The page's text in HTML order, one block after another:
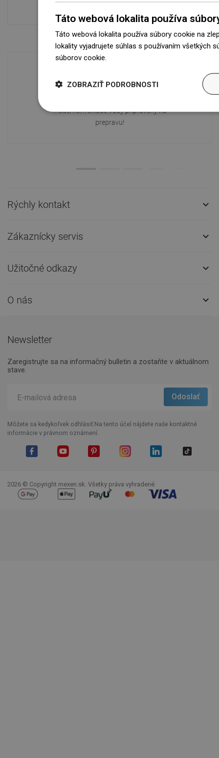
Dostupnosť tovaru
modernom sklade.Vždy pripravený na
prepravu!
Rýchly kontakt 
Zákaznícky servis 
Užitočné odkazy 
O nás 
Newsletter
Zaregistrujte sa na informačný bulletin a zostaňte v aktuálnom
stave.
Môžete sa kedykoľvek odhlásiť.Na tento účel nájdete naše kontaktné
informácie v právnom oznámení.
2026 © Copyright mexen.sk. Všetky práva vyhradené.
Táto webová lokalita používa
Táto webová lokalita používa súbory cookie na
lokality vyjadrujete súhlas s používaním všetkých
súborov cookie.
ZOBRAZIŤ PODROBNOSTI